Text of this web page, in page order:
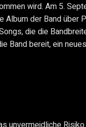
wird. Am 5.
Album der Band über
die die
Band bereit, ein